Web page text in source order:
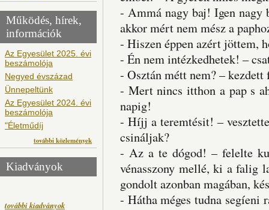
Működés, hírek,
információk
Az Egyesület 2025. évi
beszámolója
Negyed évszázad
Ünnepeltünk
Az Egyesület 2024. évi
beszámolója
"Életműdíj
további közlemények
Kiadványok
további kiadványok
- Ammá nagy baj! Igen nagy
akkor mért nem mész a
- Hiszen éppen azért jöttem,
- Én nem intézkedhetek! –
- Osztán métt nem? –
- Mert nincs itthon a pap s
napig!
- Híjj a teremtésit! –
csináljak?
- Az a te dógod! – felelte
vénasszony mellé, ki a falig
gondolt azonban magában,
- Hátha méges tudna segíeni